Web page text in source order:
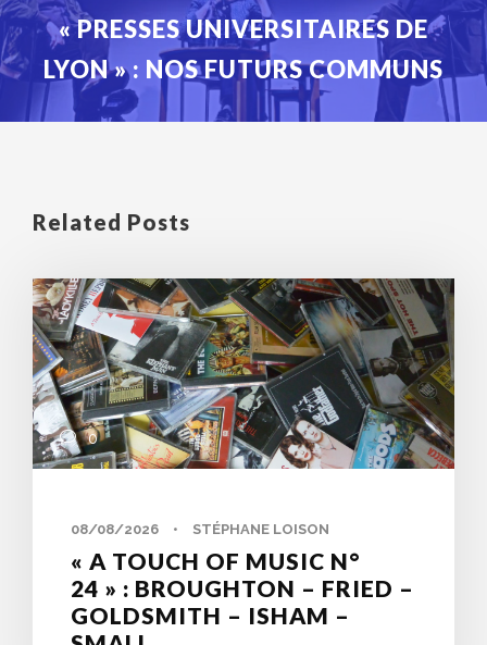
« PRESSES UNIVERSITAIRES DE
LYON » : NOS FUTURS COMMUNS
Related Posts
0
08/08/2026 • STÉPHANE LOISON
« A TOUCH OF MUSIC N°
24 » : BROUGHTON – FRIED –
GOLDSMITH – ISHAM –